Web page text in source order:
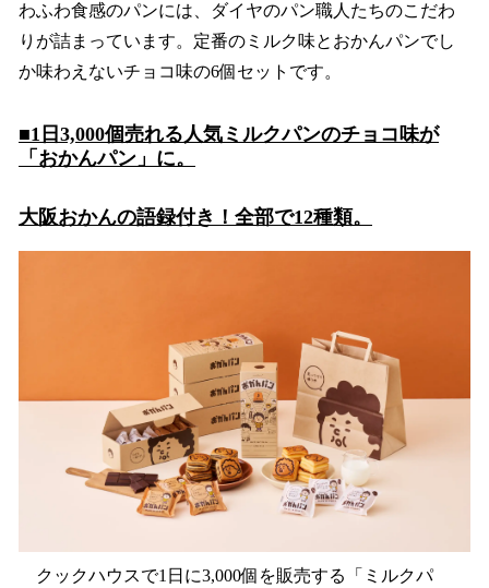
わふわ食感のパンには、ダイヤのパン職人たちのこだわ
りが詰まっています。定番のミルク味とおかんパンでし
か味わえないチョコ味の6個セットです。
■1日3,000個売れる人気ミルクパンのチョコ味が
「おかんパン」に。
大阪おかんの語録付き！全部で12種類。
クックハウスで1日に3,000個を販売する「ミルクパ